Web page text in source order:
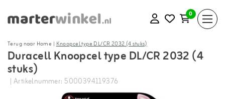
0
Terug naar Home |Knoopcel type DL/CR 2032 (4 stuks)
Duracell Knoopcel type DL/CR 2032 (4
stuks)
| Artikelnummer: 5000394119376